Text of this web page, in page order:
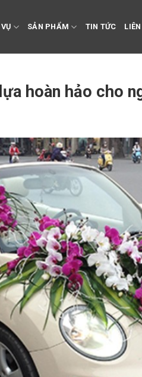
SẢN PHẨM TIN TỨC
hoàn hảo cho